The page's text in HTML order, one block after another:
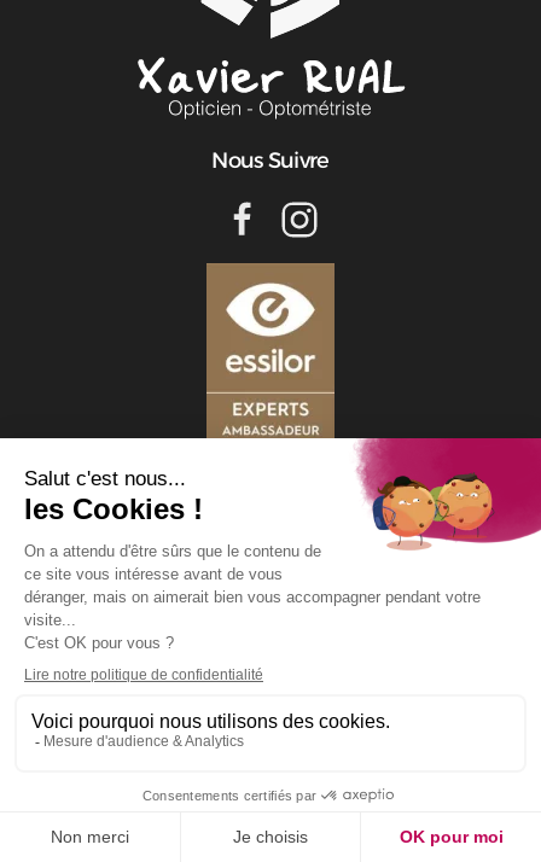
Nous Suivre
1 rue Saint Jean
49400 Saumur
tél : +33 - 02 41 51 04 35
mail :xavier.rual@wanadoo.fr
de 9h à 12h et de 14h à 19h
Politique de confidentialité